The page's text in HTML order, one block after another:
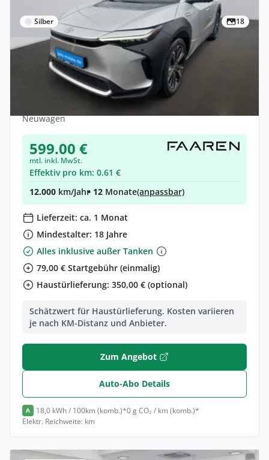
Silber 18
Gewerbe & Privat
Toyota bZ4X 5-Türer Basis Elektromotor
(150kW)
204 PS (150 kW)
Neuwagen
599.00 €
mtl. inkl. MwSt.
Effektiv pro km: 0.61 €
12.000 km/Jahr• 12 Monate(anpassbar)
Lieferzeit: ca. 1 Monat
Mindestalter: 18 Jahre
Alles inklusive außer Tanken
79,00 € Startgebühr (einmalig)
Haustürlieferung: 350,00 € (optional)
Schätzwert für Haustürlieferung. Kosten variieren
je nach KM-Distanz und Anbieter.
Zum Angebot
Auto-Abo Details
A 18,0 kWh / 100km (komb.)*0 g CO₂ / km (komb.)*
Elektr. Reichweite: km